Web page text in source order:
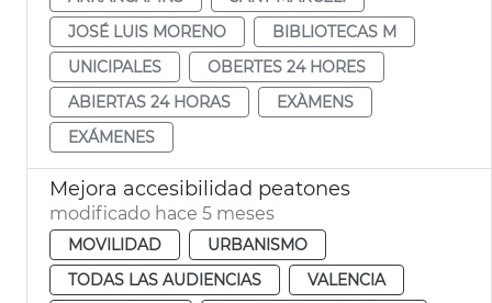
JOSÉ LUIS MORENO
BIBLIOTECAS M
UNICIPALES
OBERTES 24 HORES
ABIERTAS 24 HORAS
EXÀMENS
EXÁMENES
Mejora accesibilidad peatones
modificado hace 5 meses
MOVILIDAD
URBANISMO
TODAS LAS AUDIENCIAS
VALENCIA